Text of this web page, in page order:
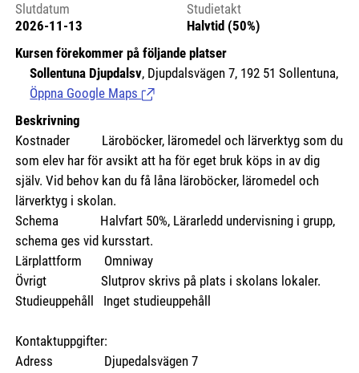
Slutdatum
2026-11-13
Studietakt
Halvtid (50%)
Kursen förekommer på följande platser
Sollentuna Djupdalsv, Djupdalsvägen 7, 192 51 Sollentuna,
Öppna Google Maps (Länk till extern sida.)
Beskrivning
Kostnader
Läroböcker, läromedel och lärverktyg som du
som elev har för avsikt att ha för eget bruk köps in av dig
själv. Vid behov kan du få låna läroböcker, läromedel och
lärverktyg i skolan.
Schema Halvfart 50%, Lärarledd undervisning i grupp,
schema ges vid kursstart.
Lärplattform Omniway
Övrigt Slutprov skrivs på plats i skolans lokaler.
Studieuppehåll Inget studieuppehåll
Kontaktuppgifter:
Adress Djupedalsvägen 7